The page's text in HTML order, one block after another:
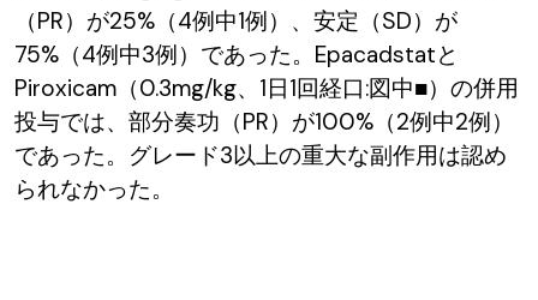
（PR）が25%（4例中1例）、安定（SD）が
75%（4例中3例）であった。Epacadstatと
Piroxicam（0.3mg/kg、1日1回経口:図中■）の併用
投与では、部分奏功（PR）が100%（2例中2例）
であった。グレード3以上の重大な副作用は認め
られなかった。